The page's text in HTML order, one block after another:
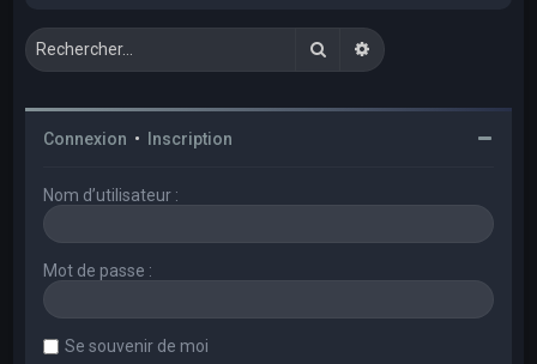
RechercherRecherche avancée
Connexion • Inscription
Nom d’utilisateur :
Mot de passe :
Se souvenir de moi